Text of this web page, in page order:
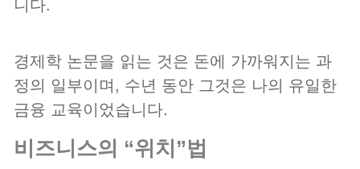
니다.
경제학 논문을 읽는 것은 돈에 가까워지는 과
정의 일부이며, 수년 동안 그것은 나의 유일한
금융 교육이었습니다.
비즈니스의 “위치”법